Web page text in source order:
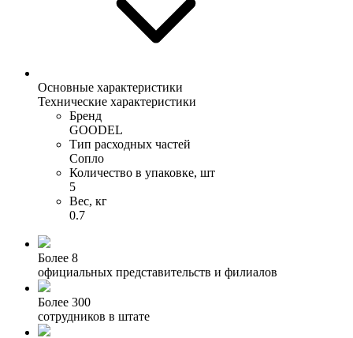
Основные характеристики
Технические характеристики
Бренд
GOODEL
Тип расходных частей
Сопло
Количество в упаковке, шт
5
Вес, кг
0.7
Более 8
официальных представительств и филиалов
Более 300
сотрудников в штате